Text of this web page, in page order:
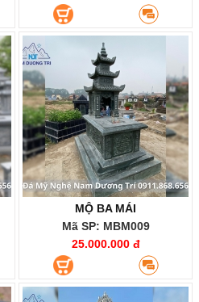
MỘ BA MÁI
Mã SP: MBM009
25.000.000 đ